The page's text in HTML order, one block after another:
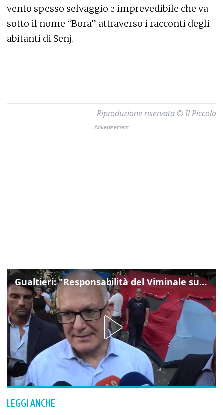
vento spesso selvaggio e imprevedibile che va
sotto il nome “Bora” attraverso i racconti degli
abitanti di Senj.
Riproduzione riservata © Il Piccolo
Gualtieri: "Responsabilità del Viminale su Spin Time? La posizione dei partiti è nota"
LEGGI ANCHE